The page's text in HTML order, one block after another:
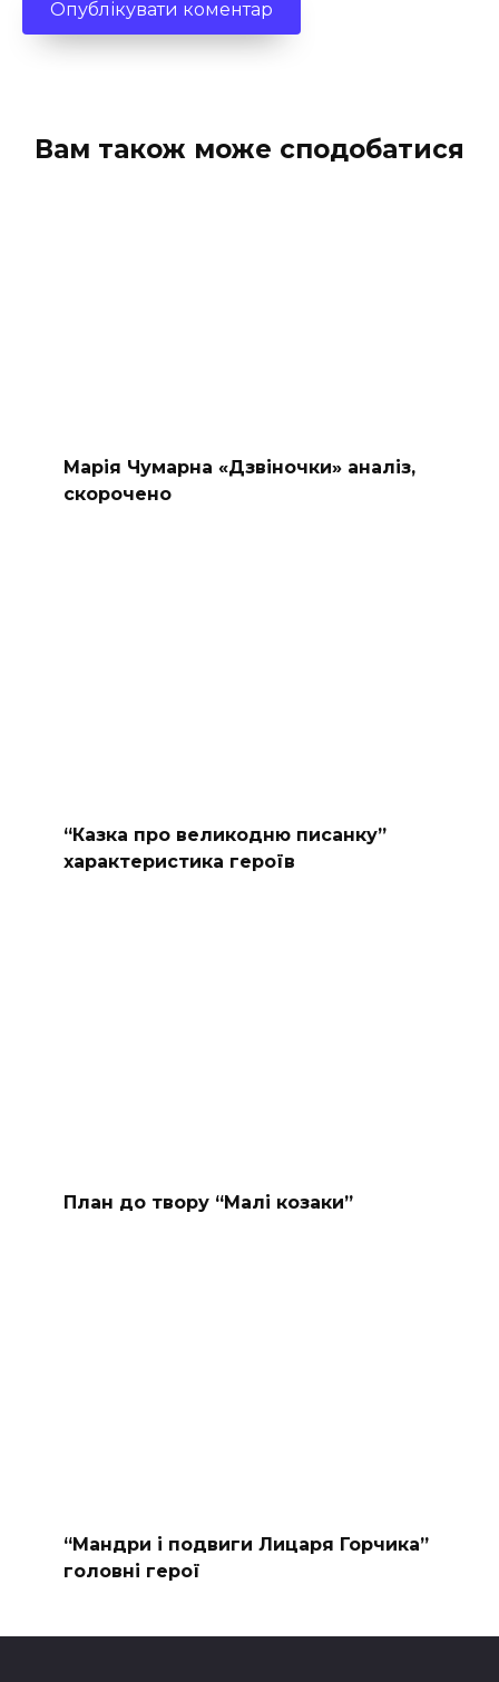
Вам також може сподобатися
Марія Чумарна «Дзвіночки» аналіз,
скорочено
“Казка про великодню писанку”
характеристика героїв
План до твору “Малі козаки”
“Мандри і подвиги Лицаря Горчика”
головні герої